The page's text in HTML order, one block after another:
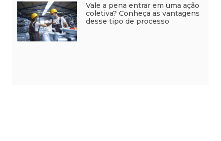
Vale a pena entrar em uma ação
coletiva? Conheça as vantagens
desse tipo de processo